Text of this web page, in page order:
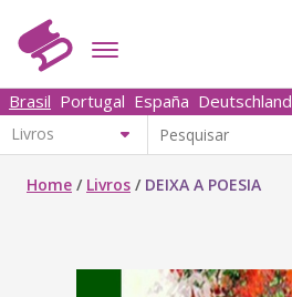
Brasil Portugal España Deutschland
Home / Livros / DEIXA A POESIA